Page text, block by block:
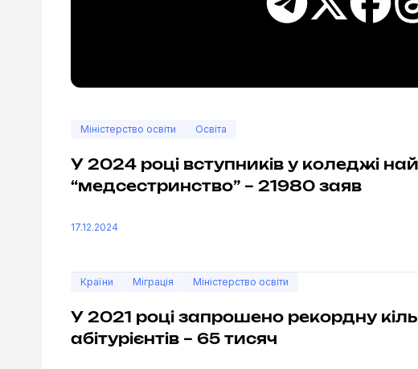
Міністерство освіти Освіта
У 2024 році вступників у коледжі
“медсестринство” – 21980 заяв
17.12.2024
Країни Міграція Міністерство освіти
У 2021 році запрошено рекордну
абітурієнтів – 65 тисяч